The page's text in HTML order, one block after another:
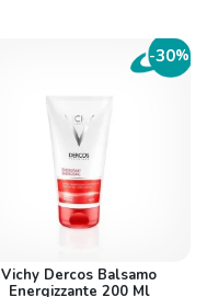
-30%
Vichy Dercos Balsamo
Energizzante 200 Ml